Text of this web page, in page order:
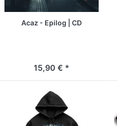
Acaz - Epilog | CD
15,90 € *